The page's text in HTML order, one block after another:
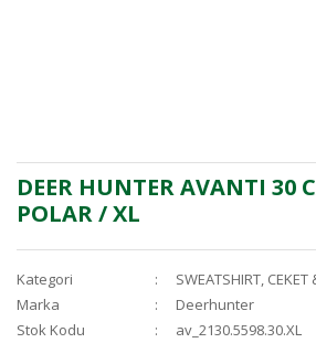
DEER HUNTER AVANTI 30
POLAR / XL
Kategori
SWEATSHIRT, CEKET
Marka
Deerhunter
Stok Kodu
av_2130.5598.30.XL